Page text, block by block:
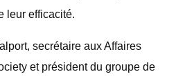
leur efficacité.
secrétaire aux Affaires
et président du groupe de